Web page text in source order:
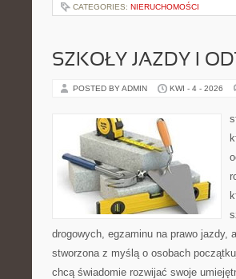
CATEGORIES: NIERUCHOMOŚCI
SZKOŁY JAZDY I
POSTED BY ADMIN KWI - 4 - 2026
drogowych, egzaminu na prawo jazdy,
stworzona z myślą o osobach
chcą świadomie rozwijać swoje